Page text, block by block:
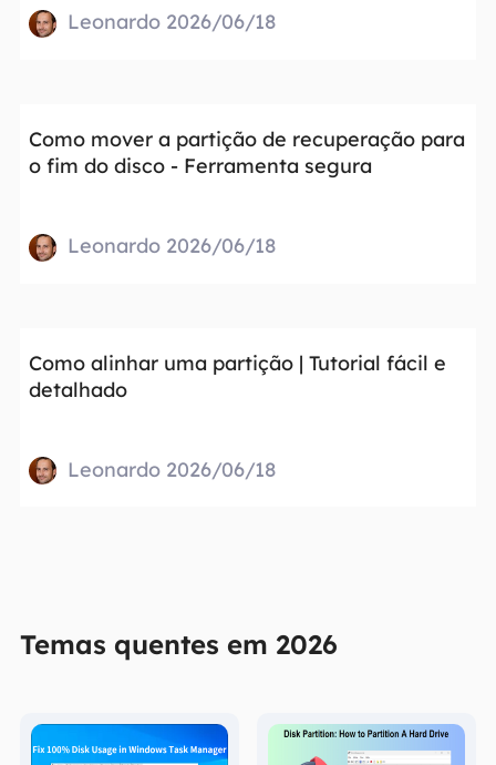
Leonardo 2026/06/18
Como mover a partição de recuperação para
o fim do disco - Ferramenta segura
Leonardo 2026/06/18
Como alinhar uma partição | Tutorial fácil e
detalhado
Leonardo 2026/06/18
Temas quentes em 2026